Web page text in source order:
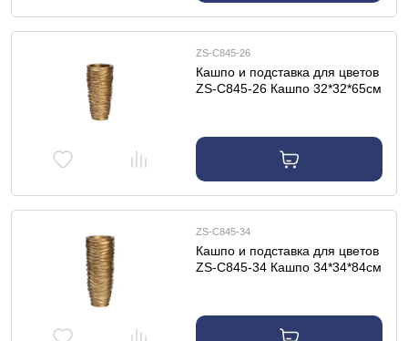
ZS-C845-26
Кашпо и подставка для цветов
ZS-C845-26 Кашпо 32*32*65см
ZS-C845-34
Кашпо и подставка для цветов
ZS-C845-34 Кашпо 34*34*84см